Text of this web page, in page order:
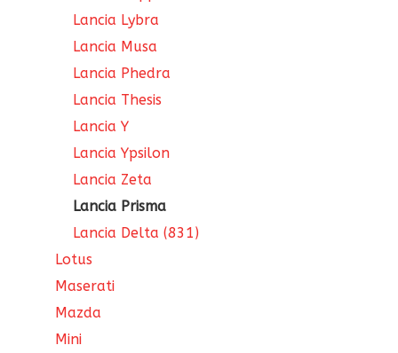
Lancia Lybra
Lancia Musa
Lancia Phedra
Lancia Thesis
Lancia Y
Lancia Ypsilon
Lancia Zeta
Lancia Prisma
Lancia Delta (831)
Lotus
Maserati
Mazda
Mini